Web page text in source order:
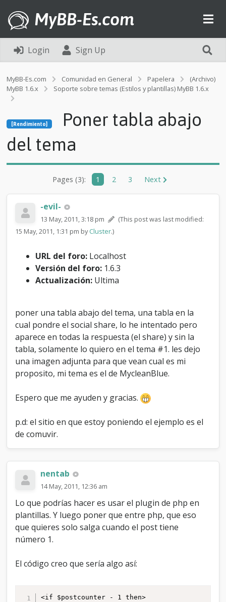
MyBB-Es.com
Login Sign Up
MyBB-Es.com Comunidad en General Papelera
(Archivo)
MyBB 1.6.x
Soporte sobre temas (Estilos y plantillas) MyBB 1.6.x
o
e
t
l
a
a
m
a
[Rendimiento]
Poner tabla abajo
del tema
Pages (3): 1 2 3 Next
-evil-
13 May, 2011, 3:18 pm
(This post was last modified:
15 May, 2011, 1:31 pm byCluster.)
URL del foro: Localhost
Versión del foro: 1.6.3
Actualización: Ultima
poner una tabla abajo del tema, una tabla en la
cual pondre el social share, lo he intentado pero
aparece en todas la respuesta (el share) y sin la
tabla, solamente lo quiero en el tema #1. les dejo
una imagen adjunta para que vean cual es mi
proposito, mi tema es el de MycleanBlue.
Espero que me ayuden y gracias.
p.d: el sitio en que estoy poniendo el ejemplo es el
de comuvir.
nentab
14 May, 2011, 12:36 am
Lo que podrías hacer es usar el plugin de php en
plantillas. Y luego poner que entre php, que eso
que quieres solo salga cuando el post tiene
número 1.
El código creo que sería algo así:
<if $postcounter - 1 then>